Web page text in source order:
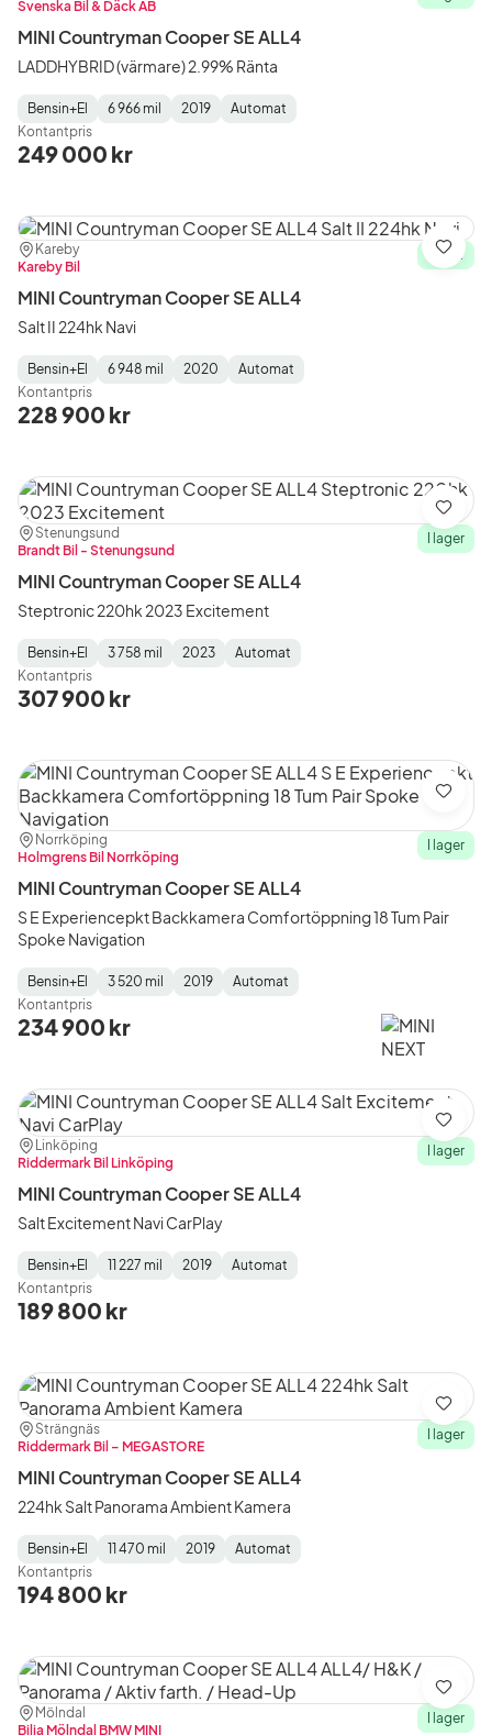
Svenska Bil & Däck AB
MINI Countryman Cooper SE ALL4
LADDHYBRID (värmare) 2.99% Ränta
Fuel
Type:
Bensin+El
Mätarställning:
6 966 mil
Model
Year:
2019
Gearbox
Type:
Automat
Kontantpris
249 000 kr
Plats:
Kareby
Återförsäljare:
Kareby Bil
I lager
MINI Countryman Cooper SE ALL4
Salt II 224hk Navi
Fuel
Type:
Bensin+El
Mätarställning:
6 948 mil
Model
Year:
2020
Gearbox
Type:
Automat
Kontantpris
228 900 kr
Spara
Plats:
Stenungsund
Återförsäljare:
Brandt Bil - Stenungsund
I lager
MINI Countryman Cooper SE ALL4
Steptronic 220hk 2023 Excitement
Fuel
Type:
Bensin+El
Mätarställning:
3 758 mil
Model
Year:
2023
Gearbox
Type:
Automat
Kontantpris
307 900 kr
Spara
Plats:
Norrköping
Återförsäljare:
Holmgrens Bil Norrköping
I lager
MINI Countryman Cooper SE ALL4
S E Experiencepkt Backkamera Comfortöppning 18 Tum Pair
Spoke Navigation
Fuel
Type:
Bensin+El
Mätarställning:
3 520 mil
Model
Year:
2019
Gearbox
Type:
Automat
Kontantpris
234 900 kr
Spara
Plats:Linköping
Återförsäljare:
Riddermark Bil Linköping
I lager
MINI Countryman Cooper SE ALL4
Salt Excitement Navi CarPlay
Fuel
Type:
Bensin+El
Mätarställning:
11 227 mil
Model
Year:
2019
Gearbox
Type:
Automat
Kontantpris
189 800 kr
Spara
Plats:
Strängnäs
Återförsäljare:
Riddermark Bil – MEGASTORE
I lager
MINI Countryman Cooper SE ALL4
224hk Salt Panorama Ambient Kamera
Fuel
Type:
Bensin+El
Mätarställning:
11 470 mil
Model
Year:
2019
Gearbox
Type:
Automat
Kontantpris
194 800 kr
Spara
Plats:
Mölndal
Återförsäljare:
Bilia Mölndal BMW MINI
I lager
Spara